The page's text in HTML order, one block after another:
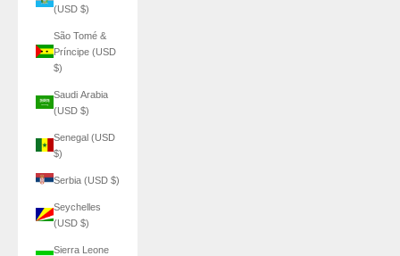
(USD $)
São Tomé &
Príncipe (USD
$)
Saudi Arabia
(USD $)
Senegal (USD
$)
Serbia (USD $)
Seychelles
(USD $)
Sierra Leone